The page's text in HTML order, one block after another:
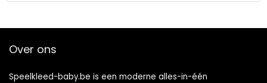
Over ons
Speelkleed-baby.be is een moderne alles-in-één